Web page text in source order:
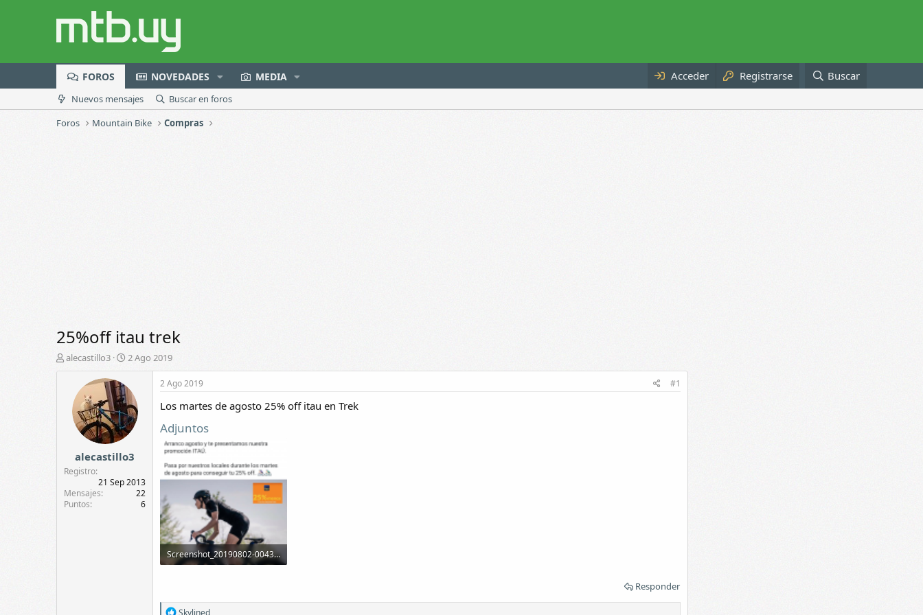
FOROS NOVEDADES MEDIA Acceder Registrarse Buscar
Nuevos mensajes
Buscar en foros
Foros
Mountain Bike Compras
25%off itau trek
A
u
alecastillo3
F
e
h
a
d
e
n
c
2 Ago 2019
alecastillo3
Registro
21 Sep 2013
Mensajes
22
Puntos
6
2 Ago 2019 #1
Los martes de agosto 25% off itau en Trek
Adjuntos
Screenshot_20190802-004302.png
Responder
R
Skylined